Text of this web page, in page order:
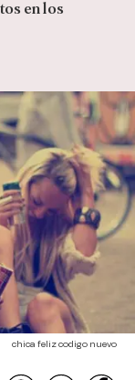
en los
chica feliz codigo nuevo